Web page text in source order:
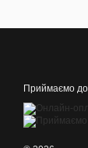
Приймаємо